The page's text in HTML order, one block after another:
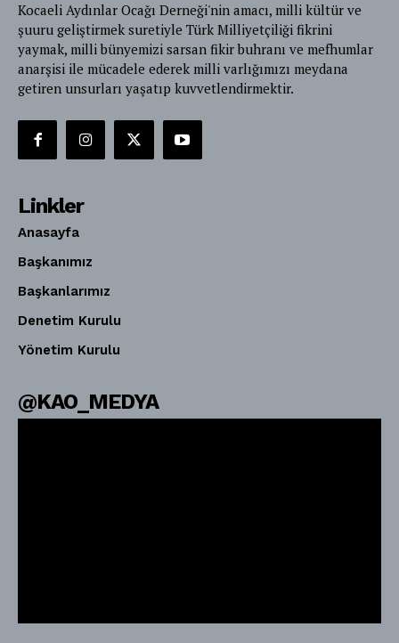
Kocaeli Aydınlar Ocağı Derneği'nin amacı, milli kültür ve
şuuru geliştirmek suretiyle Türk Milliyetçiliği fikrini
yaymak, milli bünyemizi sarsan fikir buhranı ve mefhumlar
anarşisi ile mücadele ederek milli varlığımızı meydana
getiren unsurları yaşatıp kuvvetlendirmektir.
Linkler
Anasayfa
Başkanımız
Başkanlarımız
Denetim Kurulu
Yönetim Kurulu
@KAO_MEDYA